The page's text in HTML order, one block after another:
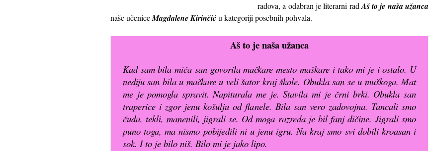
radova, a odabran je literarni rad Aš to je naša užanca
naše učeniceMagdalene Kirinčiću kategoriji posebnih pohvala.
Aš to je naša užanca
Kad sam bila mića san govorila mačkare mesto maškare i tako mi je i ostalo. U
nediju san bila u mačkare u veli šator kraj škole. Obukla san se u muškoga. Mat
me je pomogla spravit. Napiturala me je. Stavila mi je črni brki. Obukla san
traperice i zgor jenu košulju od flanele. Bila san vero zadovojna. Tancali smo
čuda, tekli, manenili, jigrali se. Od moga razreda je bil fanj dičine. Jigrali smo
puno toga, ma nismo pobijedili ni u jenu igru. Na kraj smo svi dobili kroasan i
sok. I to je bilo niš. Bilo mi je jako lipo.